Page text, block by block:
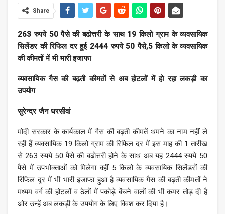
Share
263 रुपये 50 पैसे की बढोत्तरी के साथ 19 किलो ग्राम के व्यवसायिक
सिलेंडर की रिफिल दर हुई 2444 रुपये 50 पैसे,5 किलो के व्यवसायिक
की कीमतों में भी भारी इजाफा
व्यवसायिक गैस की बढ़ती कीमतों से अब होटलों में हो रहा लकड़ी का
उपयोग
सुरेन्द्र जैन धरसीवां
मोदी सरकार के कार्यकाल में गैस की बढ़ती कीमतें थमने का नाम नहीं ले
रही हैं व्यवसायिक 19 किलो ग्राम की रिफिल दर में इस माह की 1 तारीख
से 263 रुपये 50 पैसे की बढोत्तरी होने के साथ अब यह 2444 रुपये 50
पैसे में उपभोक्ताओं को मिलेगा वहीं 5 किलो के व्यवसायिक सिलेंडरों की
रिफिल दृर में भी भारी इजाफा हुआ है व्यवसायिक गैस की बढ़ती कीमतों ने
मध्यम वर्ग की होटलों व ठेलों में पकोड़े बेंचने वालों की भी कमर तोड़ दी है
ओर उन्हें अब लकड़ी के उपयोग के लिए विवश कर दिया है।